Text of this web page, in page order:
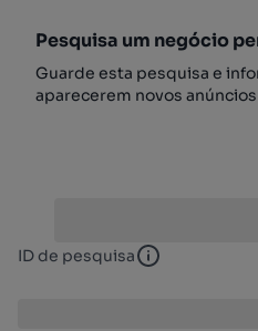
Pesquisa um negócio
Guarde esta pesquisa e
aparecerem novos
ID de pesquisa ID de pesquisa